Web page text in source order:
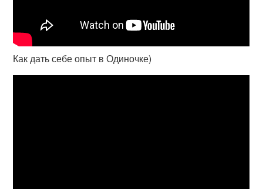
Как дать себе опыт в Одиночке)